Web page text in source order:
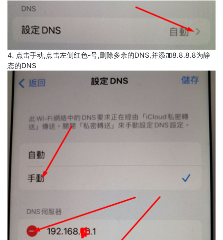
4. 点击手动,点击左侧红色-号,删除多余的DNS,并添加8.8.8.8为静
态的DNS